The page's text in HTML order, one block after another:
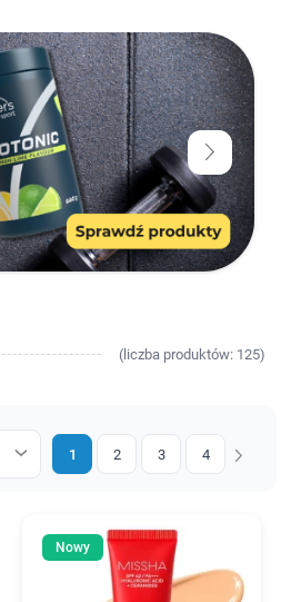
( liczba produktów: 125)
1 2 3 4 Następny
Nowy